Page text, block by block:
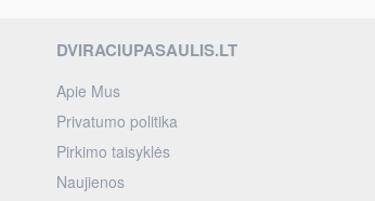
DVIRACIUPASAULIS.LT
Apie Mus
Privatumo politika
Pirkimo taisyklės
Naujienos